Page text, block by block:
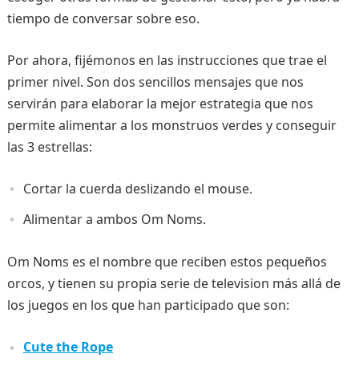
tiempo de conversar sobre eso.
Por ahora, fijémonos en las instrucciones que trae el
primer nivel. Son dos sencillos mensajes que nos
servirán para elaborar la mejor estrategia que nos
permite alimentar a los monstruos verdes y conseguir
las 3 estrellas:
Cortar la cuerda deslizando el mouse.
Alimentar a ambos Om Noms.
Om Noms es el nombre que reciben estos pequeños
orcos, y tienen su propia serie de television más allá de
los juegos en los que han participado que son:
Cute the Rope